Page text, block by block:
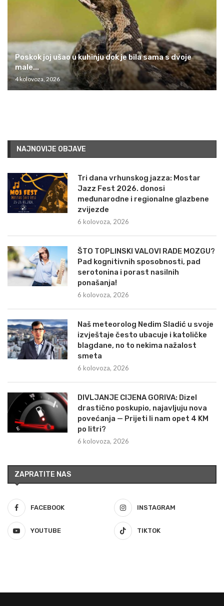
Poskok joj ušao u kuhinju dok je bila sama s dvoje
male...
4 kolovoza, 2026
NAJNOVIJE OBJAVE
Tri dana vrhunskog jazza: Mostar
Jazz Fest 2026. donosi
međunarodne i regionalne glazbene
zvijezde
6 kolovoza, 2026
ŠTO TOPLINSKI VALOVI RADE MOZGU?
Pad kognitivnih sposobnosti, pad
serotonina i porast nasilnih
ponašanja!
6 kolovoza, 2026
Naš meteorolog Nedim Sladić u svoje
izvještaje često ubacuje i katoličke
blagdane, no to nekima nažalost
smeta
6 kolovoza, 2026
DIVLJANJE CIJENA GORIVA: Dizel
drastično poskupio, najavljuju nova
povećanja — Prijeti li nam opet 4 KM
po litri?
6 kolovoza, 2026
ZAPRATITE NAS
FACEBOOK INSTAGRAM
YOUTUBE TIKTOK